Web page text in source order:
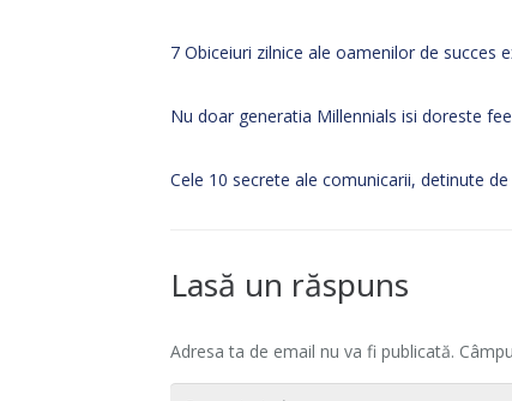
7 Obiceiuri zilnice ale oamenilor de succes
Nu doar generatia Millennials isi doreste
Cele 10 secrete ale comunicarii, detinute
Lasă un răspuns
Adresa ta de email nu va fi publicată.